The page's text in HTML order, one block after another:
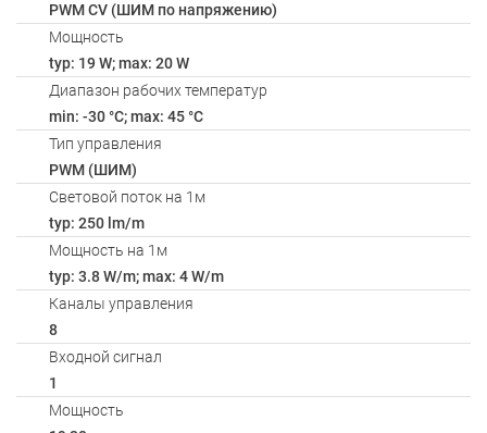
PWM СV (ШИМ по напряжению)
Мощность
typ: 19 W; max: 20 W
Диапазон рабочих температур
min: -30 °C; max: 45 °C
Тип управления
PWM (ШИМ)
Световой поток на 1м
typ: 250 lm/m
Мощность на 1м
typ: 3.8 W/m; max: 4 W/m
Каналы управления
8
Входной сигнал
1
Мощность